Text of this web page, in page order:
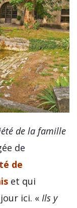
de la famille
de
de
et qui
ici. « Ils y